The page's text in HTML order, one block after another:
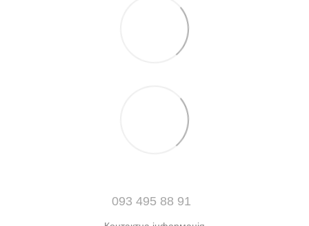
093 495 88 91